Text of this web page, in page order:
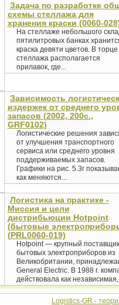
Задача по разработке
схемы стеллажа для
хранения краски (0060-
На стеллаже небольшого
пятилитровых банках
краска девяти цветов. В торце
стеллажа располагается
прилавок, где...
Зависимость
издержек от среднего
запасов (2002, 200с.,
GRF0102)
Логистические решения
от улучшения транспортного
сервиса или среднего уровня
поддерживаемых запасов.
Графики на рис. 5.3г
как меняются...
Логистика на практике -
Миссия и цели
дистрибьюции Hotpoint
(бытовые
(PRL0060-019)
Hotpoint — крупный поставщик
бытовых электроприборов из
Великобритании,
General Electric. В 1988 г.
действовала как
Logistics-GR -